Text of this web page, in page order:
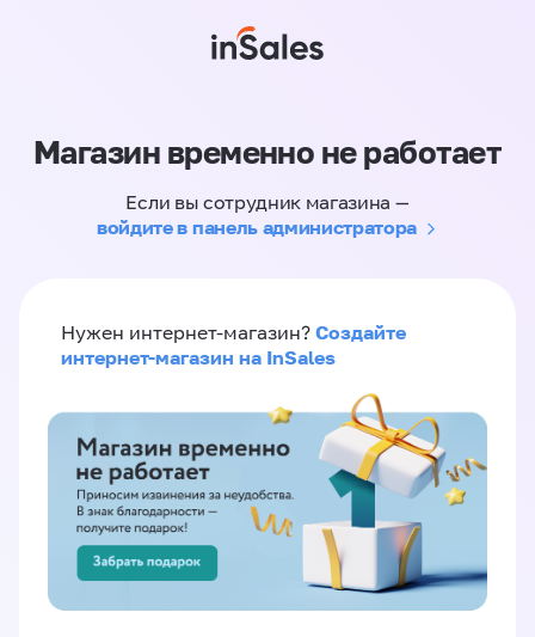
Магазин временно не работает
Если вы сотрудник магазина —
войдите в панель администратора
Нужен интернет-магазин? Создайте
интернет-магазин на InSales